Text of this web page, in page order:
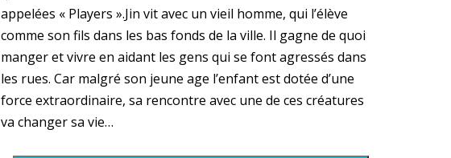
appelées « Players ».Jin vit avec un vieil homme, qui l’élève
comme son fils dans les bas fonds de la ville. Il gagne de quoi
manger et vivre en aidant les gens qui se font agressés dans
les rues. Car malgré son jeune age l’enfant est dotée d’une
force extraordinaire, sa rencontre avec une de ces créatures
va changer sa vie…